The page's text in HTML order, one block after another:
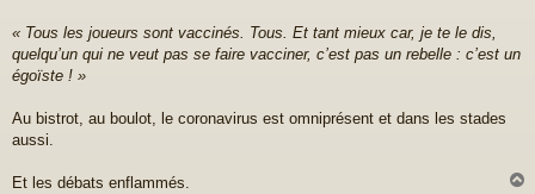
« Tous les joueurs sont vaccinés. Tous. Et tant mieux car, je te le dis,
quelqu’un qui ne veut pas se faire vacciner, c’est pas un rebelle : c’est un
égoïste ! »
Au bistrot, au boulot, le coronavirus est omniprésent et dans les stades
aussi.
Et les débats enflammés.